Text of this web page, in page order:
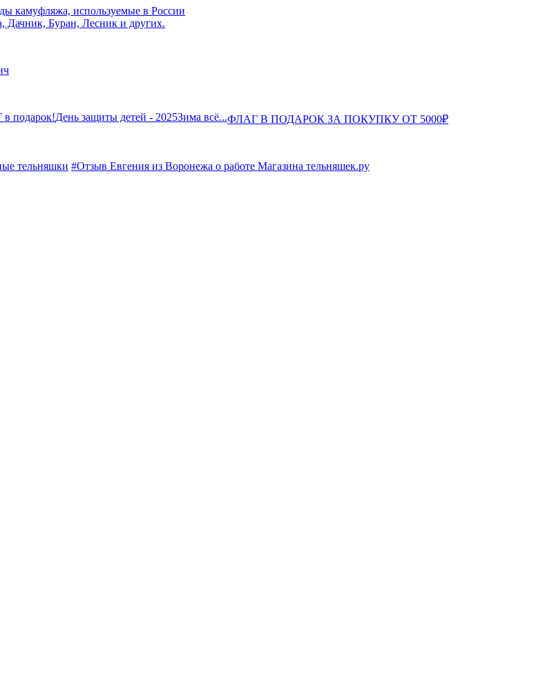
камуфляжа, используемые в России
Дачник, Буран, Лесник и других.
подарок!День защиты детей - 2025Зима всё...ФЛАГ В ПОДАРОК ЗА ПОКУПКУ ОТ 5000₽
тельняшки #Отзыв Евгения из Воронежа о работе Магазина тельняшек.ру